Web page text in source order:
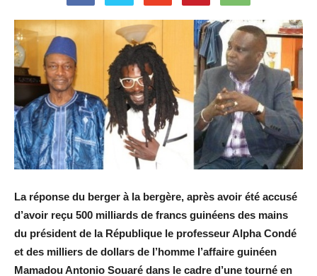
La réponse du berger à la bergère, après avoir été accusé
d’avoir reçu 500 milliards de francs guinéens des mains
du président de la République le professeur Alpha Condé
et des milliers de dollars de l’homme l’affaire guinéen
Mamadou Antonio Souaré dans le cadre d’une tourné en